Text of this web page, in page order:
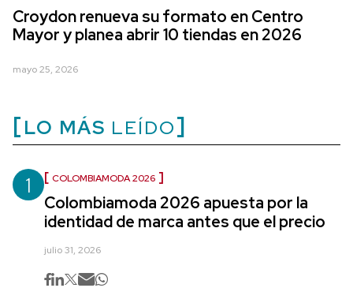
Croydon renueva su formato en Centro
Mayor y planea abrir 10 tiendas en 2026
mayo 25, 2026
LO MÁS LEÍDO
1 COLOMBIAMODA 2026
Colombiamoda 2026 apuesta por la
identidad de marca antes que el precio
julio 31, 2026